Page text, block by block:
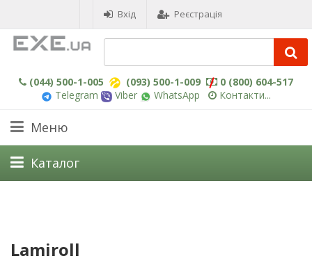
Вхід Реєстрація
(044) 500-1-005 (093) 500-1-009
0 (800) 604-517
Telegram
Viber WhatsApp Контакти...
Меню
Каталог
Lamiroll